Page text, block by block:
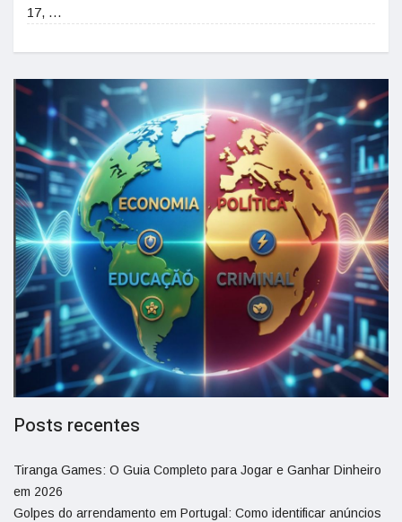
17, …
Posts recentes
Tiranga Games: O Guia Completo para Jogar e Ganhar Dinheiro
em 2026
Golpes do arrendamento em Portugal: Como identificar anúncios